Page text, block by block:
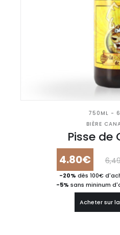
750ML -
BIÈRE
Pisse de
4.80€
-20% dès 100€
-5% sans mininum
Acheter sur